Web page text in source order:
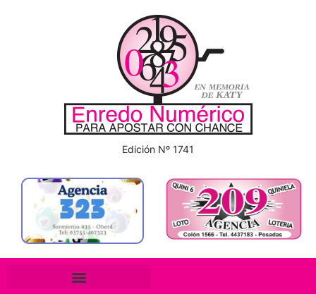
Edición Nº 1741